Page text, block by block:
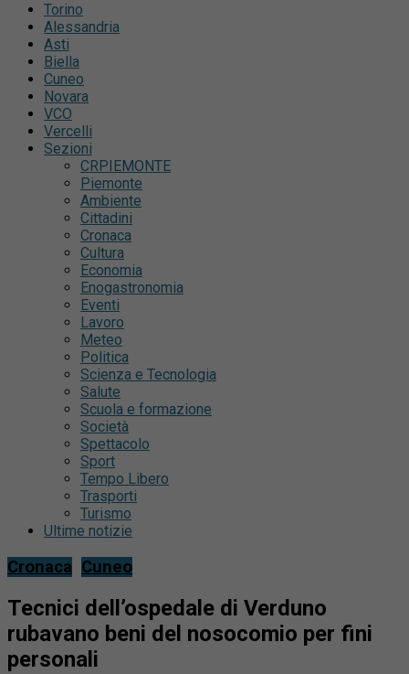
Torino
Alessandria
Asti
Biella
Cuneo
Novara
VCO
Vercelli
Sezioni
CRPIEMONTE
Piemonte
Ambiente
Cittadini
Cronaca
Cultura
Economia
Enogastronomia
Eventi
Lavoro
Meteo
Politica
Scienza e Tecnologia
Salute
Scuola e formazione
Società
Spettacolo
Sport
Tempo Libero
Trasporti
Turismo
Ultime notizie
Cronaca Cuneo
Tecnici dell’ospedale di Verduno
rubavano beni del nosocomio per fini
personali